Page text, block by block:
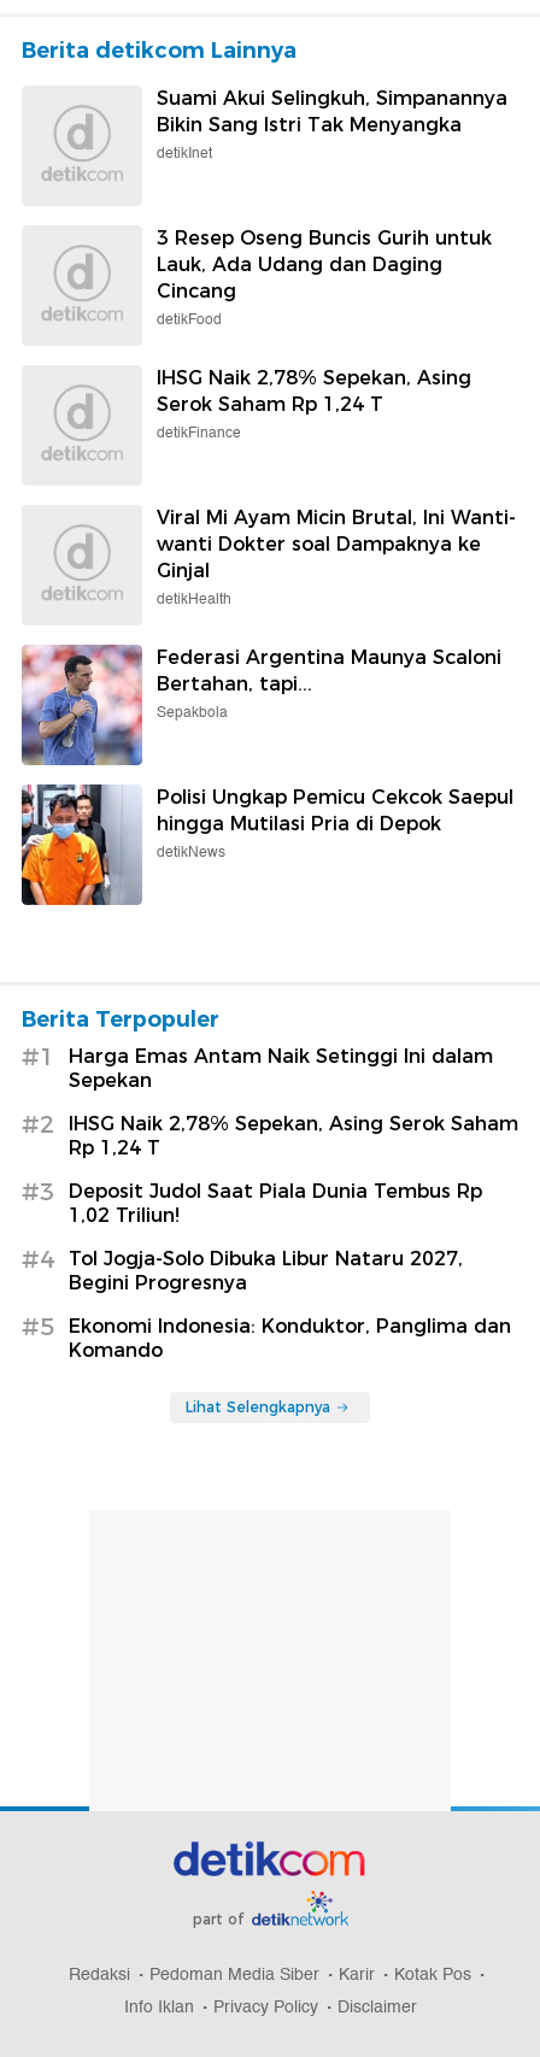
Berita detikcom Lainnya
Suami Akui Selingkuh, Simpanannya
Bikin Sang Istri Tak Menyangka
detikInet
3 Resep Oseng Buncis Gurih untuk
Lauk, Ada Udang dan Daging
Cincang
detikFood
IHSG Naik 2,78% Sepekan, Asing
Serok Saham Rp 1,24 T
detikFinance
Viral Mi Ayam Micin Brutal, Ini Wanti-
wanti Dokter soal Dampaknya ke
Ginjal
detikHealth
Federasi Argentina Maunya Scaloni
Bertahan, tapi...
Sepakbola
Polisi Ungkap Pemicu Cekcok Saepul
hingga Mutilasi Pria di Depok
detikNews
Berita Terpopuler
#1
Harga Emas Antam Naik Setinggi Ini dalam
Sepekan
#2
IHSG Naik 2,78% Sepekan, Asing Serok Saham
Rp 1,24 T
#3
Deposit Judol Saat Piala Dunia Tembus Rp
1,02 Triliun!
#4
Tol Jogja-Solo Dibuka Libur Nataru 2027,
Begini Progresnya
#5
Ekonomi Indonesia: Konduktor, Panglima dan
Komando
Lihat Selengkapnya
part of
Redaksi Pedoman Media Siber Karir
Kotak Pos
Info Iklan
Privacy Policy Disclaimer